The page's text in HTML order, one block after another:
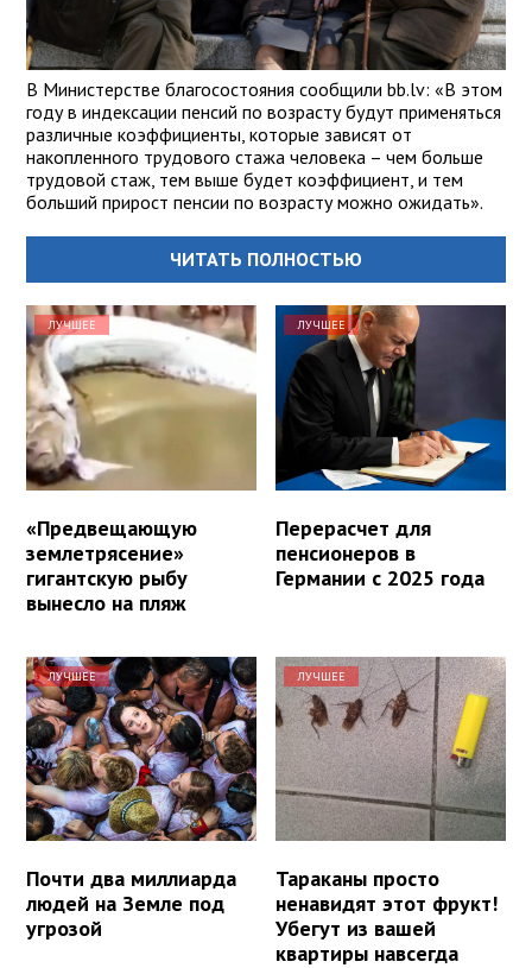
В Министерстве благосостояния сообщили bb.lv: «В этом
году в индексации пенсий по возрасту будут применяться
различные коэффициенты, которые зависят от
накопленного трудового стажа человека – чем больше
трудовой стаж, тем выше будет коэффициент, и тем
больший прирост пенсии по возрасту можно ожидать».
ЧИТАТЬ ПОЛНОСТЬЮ
ЛУЧШЕЕ
«Предвещающую
землетрясение»
гигантскую рыбу
вынесло на пляж
ЛУЧШЕЕ
Перерасчет для
пенсионеров в
Германии с 2025 года
ЛУЧШЕЕ
Почти два миллиарда
людей на Земле под
угрозой
ЛУЧШЕЕ
Тараканы просто
ненавидят этот фрукт!
Убегут из вашей
квартиры навсегда